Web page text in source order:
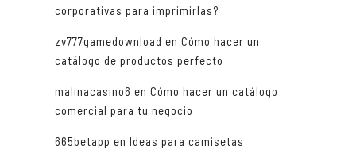
corporativas para imprimirlas?
zv777gamedownload en Cómo hacer un
catálogo de productos perfecto
malinacasino6 en Cómo hacer un catálogo
comercial para tu negocio
665betapp en Ideas para camisetas